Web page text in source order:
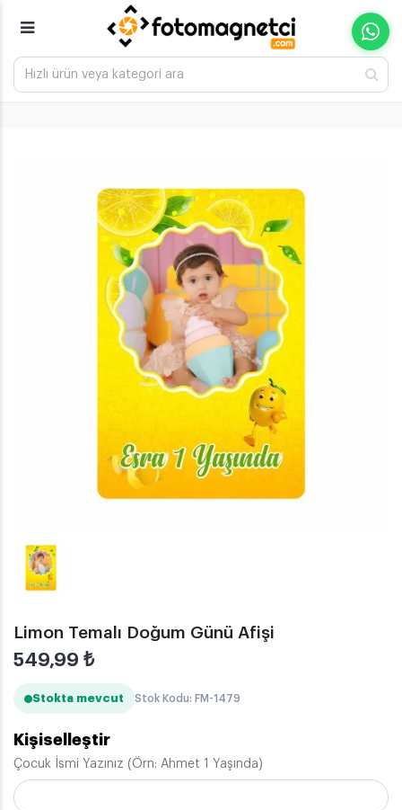
Limon Temalı Doğum Günü Afişi
549,99 ₺
Stokta mevcut Stok Kodu: FM-1479
Kişiselleştir
Çocuk İsmi Yazınız (Örn: Ahmet 1 Yaşında)